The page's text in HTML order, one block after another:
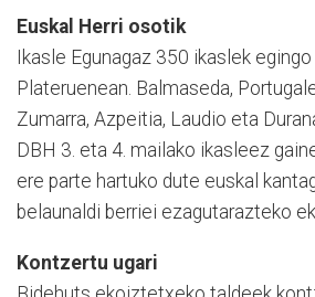
Euskal Herri osotik
Ikasle Egunagaz 350 ikaslek
Plateruenean. Balmaseda,
Zumarra, Azpeitia, Laudio eta
DBH 3. eta 4. mailako ikasleez
ere parte hartuko dute euskal
belaunaldi berriei ezagutarazteko
Kontzertu ugari